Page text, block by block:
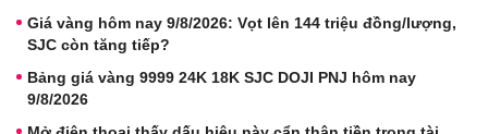
Giá vàng hôm nay 9/8/2026: Vọt lên 144 triệu đồng/lượng,
SJC còn tăng tiếp?
Bảng giá vàng 9999 24K 18K SJC DOJI PNJ hôm nay
9/8/2026